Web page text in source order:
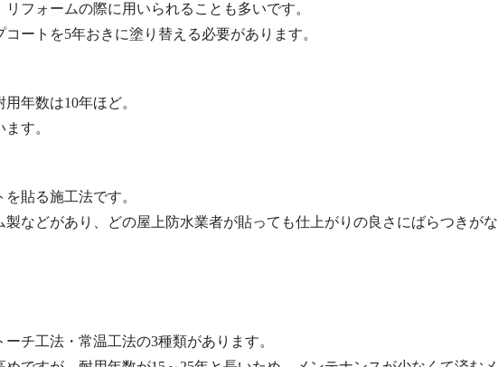
フォームの際に用いられることも多いです。
ートを5年おきに塗り替える必要があります。
年数は10年ほど。
す。
貼る施工法です。
などがあり、どの屋上防水業者が貼っても仕上がりの良さにばらつきがな
チ工法・常温工法の3種類があります。